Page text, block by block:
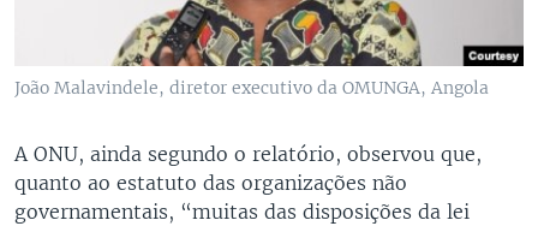
João Malavindele, diretor executivo da OMUNGA, Angola
A ONU, ainda segundo o relatório, observou que,
quanto ao estatuto das organizações não
governamentais, “muitas das disposições da lei